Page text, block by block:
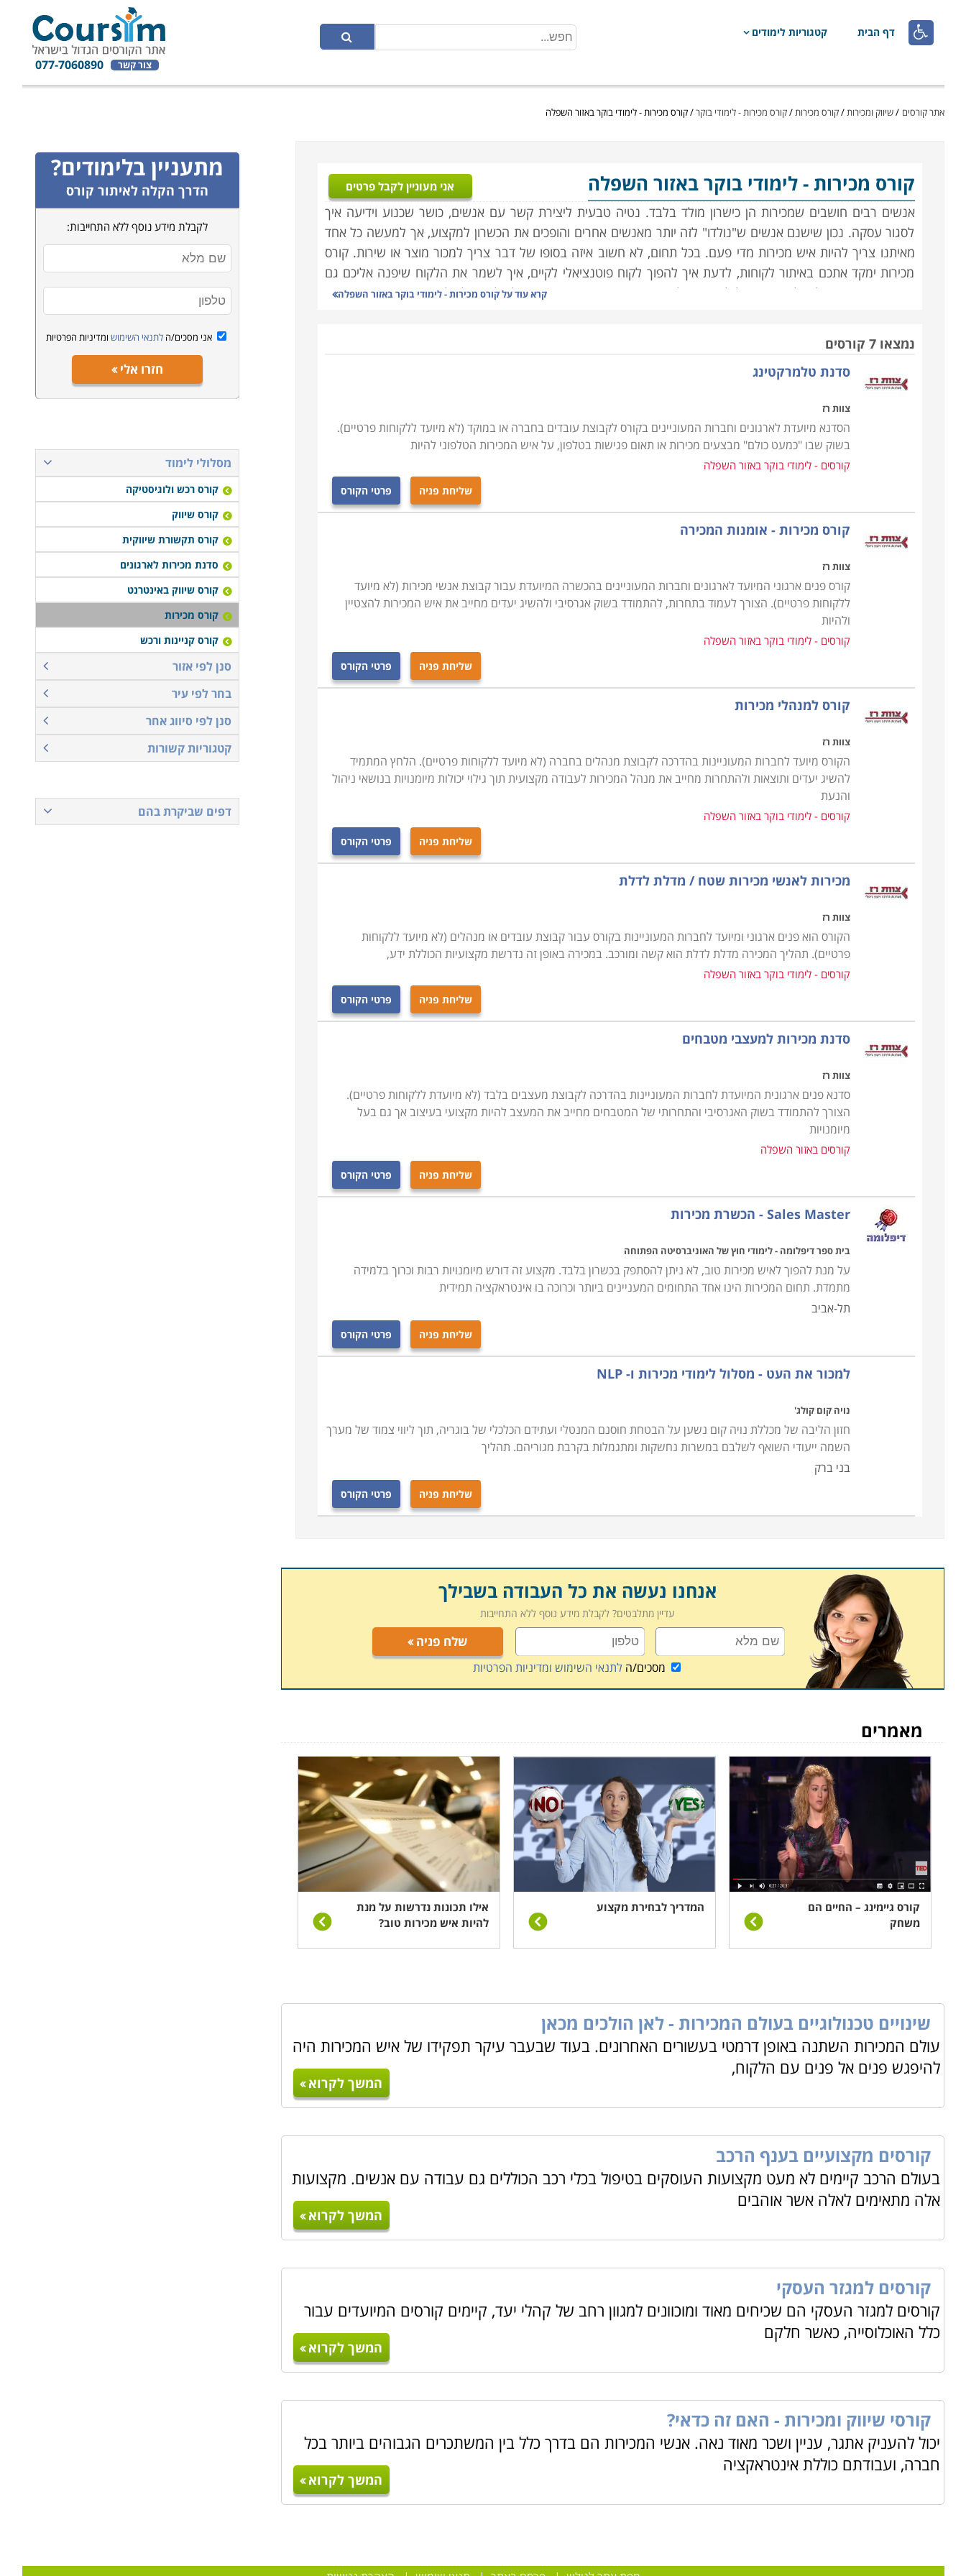
 דף הבית קטגוריות לימודים
צור קשר 077-7060890
אתר קורסים /שיווק ומכירות/קורס מכירות/קורס מכירות - לימודי בוקר/קורס מכירות - לימודי בוקר באזור השפלה
קורס מכירות- לימודי בוקר באזור השפלה אני מעוניין לקבל פרטים
אנשים רבים חושבים שמכירות הן כישרון מולד בלבד. נטיה טבעית ליצירת קשר עם אנשים, כושר שכנוע וידיעה איך
לסגור עסקה. נכון שישנם אנשים ש"נולדו" לזה יותר מאנשים אחרים והופכים את הכשרון למקצוע, אך למעשה כל אחד
מאיתנו צריך להיות איש מכירות מדי פעם. בכל תחום, לא חשוב איזה בסופו של דבר צריך למכור מוצר או שירות. קורס
מכירות ימקד אתכם באיתור לקוחות, לדעת איך להפוך לקוח פוטנציאלי לקיים, איך לשמר את הלקוח שיפנה אליכם גם
בפעם הבאה ואיך לטפל בפניות של לקוחות שלכם. תחום זה הוא קריטי ומרכזי, לב ליבו של כל ארגון עסקי, והוא מהווה
בהתנגדויות, גיבוש תוכנית עבודה, עבודה על פי יעדים, שימור לקוחות, שירות מוכר, יצירת תקשורת שכנועית,
זמן ועוד נושעאים שיעזרו לכם בסופו של דבר למכור טוב יותר. גם משך הקורס משתנה ממוסד למוסד. הקורסים הקצרים
ביותר הם בהיקף של 15 שעות אקדמיות והארוכים ביותר בהיקף של 60 שעות אקדמיות.
אפשרויות תעסוקה
הקורס מקנה לכם את היכולת להמשיך לעסוק בתחום בו אתם עוסקים בהצלחה רבה יותר- אם אתם בעלי עסקים אין
ספק שתקחו מהקורס מידע ומיומנויות שיעזרו לכם לנהל את העסק בצורה טובה יותר. תוכלו לעבוד בתחום, להיות
מנהלים של צוותי מכירות בחברות השונות ולהמשיך להתקדם. קורס מכירות מוצע במוסדות לימוד רבים בארץ, ביניהם
מכללות העוסקות בתחום הניהול, לימודי חוץ של אוניברסיטאות ומכללות אקדמיות. האוניברסיטה הפתוחה מעבירה את
הקורס במסגרת בית ספר תפנית, כך גם אוניברסיטת תל אביב, כך שתל אביב, חיפה, ירושלים וערים נוספות הן חלק
מהמקומות בהן אפשר ללמוד את הנושא.
קרא עוד עלקורס מכירות - לימודי בוקר באזור השפלה
נמצאו 7 קורסים
סדנת טלמרקטינג
צוות רז
הסדנא מיועדת לארגונים וחברות המעוניינים בקורס לקבוצת עובדים בחברה או במוקד (לא מיועד ללקוחות פרטיים).
בשוק שבו "כמעט כולם" מבצעים מכירות או תאום פגישות בטלפון, על איש המכירות הטלפוני להיות
קורסים - לימודי בוקר באזור השפלה
שליחת פניה פרטי הקורס
קורס מכירות - אומנות המכירה
צוות רז
קורס פנים ארגוני המיועד לארגונים וחברות המעוניינים בהכשרה המיועדת עבור קבוצת אנשי מכירות (לא מיועד
ללקוחות פרטיים). הצורך לעמוד בתחרות, להתמודד בשוק אגרסיבי ולהשיג יעדים מחייב את איש המכירות להצטיין
ולהיות
קורסים - לימודי בוקר באזור השפלה
שליחת פניה פרטי הקורס
קורס למנהלי מכירות
צוות רז
הקורס מיועד לחברות המעוניינות בהדרכה לקבוצת מנהלים בחברה (לא מיועד ללקוחות פרטיים). הלחץ המתמיד
להשיג יעדים ותוצאות ולהתחרות מחייב את מנהל המכירות לעבודה מקצועית תוך גילוי יכולות מיומנויות בנושאי ניהול
והנעת
קורסים - לימודי בוקר באזור השפלה
שליחת פניה פרטי הקורס
מכירות לאנשי מכירות שטח / מדלת לדלת
צוות רז
הקורס הוא פנים ארגוני ומיועד לחברות המעוניינות בקורס עבור קבוצת עובדים או מנהלים (לא מיועד ללקוחות
פרטיים). תהליך המכירה מדלת לדלת הוא קשה ומורכב. במכירה באופן זה נדרשת מקצועיות הכוללת ידע,
קורסים - לימודי בוקר באזור השפלה
שליחת פניה פרטי הקורס
סדנת מכירות למעצבי מטבחים
צוות רז
סדנא פנים ארגונית המיועדת לחברות המעוניינות בהדרכה לקבוצת מעצבים בלבד (לא מיועדת ללקוחות פרטיים).
הצורך להתמודד בשוק האגרסיבי והתחרותי של המטבחים מחייב את המעצב להיות מקצועי בעיצוב אך גם בעל
מיומנויות
קורסים באזור השפלה
שליחת פניה פרטי הקורס
Sales Master - הכשרת מכירות
בית ספר דיפלומה - לימודי חוץ של האוניברסיטה הפתוחה
על מנת להפוך לאיש מכירות טוב, לא ניתן להסתפק בכשרון בלבד. מקצוע זה דורש מיומנויות רבות וכרוך בלמידה
מתמדת. תחום המכירות הינו אחד התחומים המעניינים ביותר וכרוכה בו אינטראקציה תמידית
תל-אביב
שליחת פניה פרטי הקורס
למכור את העט - מסלול לימודי מכירות ו- NLP
נויה קום קולג'
חזון הליבה של מכללת נויה קום נשען על הבטחת חוסנם המנטלי ועתידם הכלכלי של בוגריה, תוך ליווי צמוד של מערך
השמה ייעודי השואף לשלבם במשרות נחשקות ומתגמלות בקרבת מגוריהם. תהליך
בני ברק
שליחת פניה פרטי הקורס
אנחנו נעשה את כל העבודה בשבילך
עדיין מתלבטים? לקבלת מידע נוסף ללא התחייבות
שלח פניה
מסכים/הלתנאי השימוש ומדיניות הפרטיות
מאמרים
קורס גיימינג – החיים הם
משחק
המדריך לבחירת מקצוע
אילו תכונות נדרשות על מנת
להיות איש מכירות טוב?
שינויים טכנולוגיים בעולם המכירות - לאן הולכים מכאן
עולם המכירות השתנה באופן דרמטי בעשורים האחרונים. בעוד שבעבר עיקר תפקידו של איש המכירות היה
להיפגש פנים אל פנים עם הלקוח,
המשך לקרוא
קורסים מקצועיים בענף הרכב
בעולם הרכב קיימים לא מעט מקצועות העוסקים בטיפול בכלי רכב הכוללים גם עבודה עם אנשים. מקצועות
אלה מתאימים לאלה אשר אוהבים
המשך לקרוא
קורסים למגזר העסקי
קורסים למגזר העסקי הם שכיחים מאוד ומוכוונים למגוון רחב של קהלי יעד, קיימים קורסים המיועדים עבור
כלל האוכלוסייה, כאשר חלקם
המשך לקרוא
קורסי שיווק ומכירות - האם זה כדאי?
יכול להעניק אתגר, עניין ושכר מאוד נאה. אנשי המכירות הם בדרך כלל בין המשתכרים הגבוהים ביותר בכל
חברה, ועבודתם כוללת אינטראקציה
המשך לקרוא
מתעניין בלימודים?
הדרך הקלה לאיתור קורס
לקבלת מידע נוסף ללא התחייבות:
אני מסכים/הלתנאי השימוש ומדיניות הפרטיות
חזרו אלי
מסלולי לימוד
קורס רכש ולוגיסטיקה
קורס שיווק
קורס תקשורת שיווקית
סדנת מכירות לארגונים
קורס שיווק באינטרנט
קורס מכירות
קורס קניינות ורכש
סנן לפי אזור
בחר לפי עיר
סנן לפי סיווג אחר
קטגוריות קשורות
דפים שביקרת בהם